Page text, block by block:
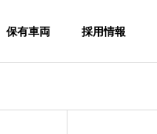
保有車両 採用情報